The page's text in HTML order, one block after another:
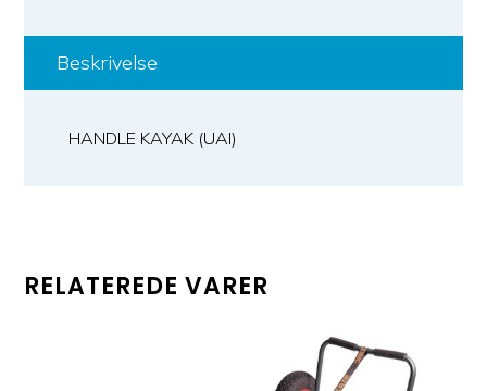
Beskrivelse
HANDLE KAYAK (UAI)
RELATEREDE VARER